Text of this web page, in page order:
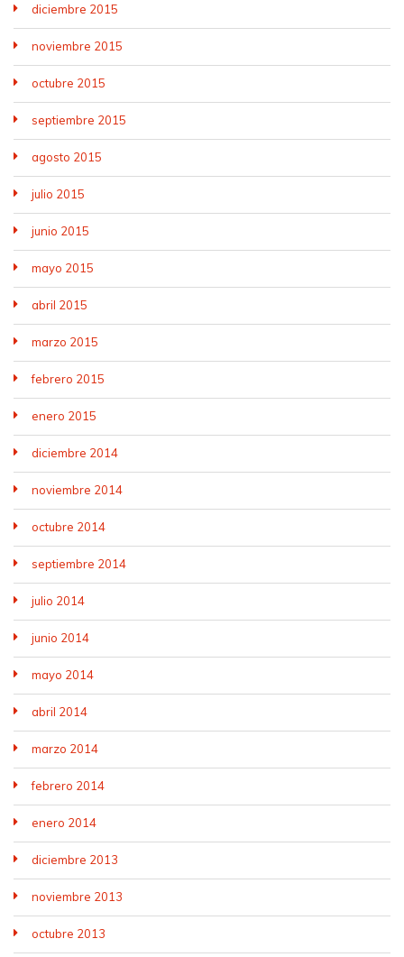
diciembre 2015
noviembre 2015
octubre 2015
septiembre 2015
agosto 2015
julio 2015
junio 2015
mayo 2015
abril 2015
marzo 2015
febrero 2015
enero 2015
diciembre 2014
noviembre 2014
octubre 2014
septiembre 2014
julio 2014
junio 2014
mayo 2014
abril 2014
marzo 2014
febrero 2014
enero 2014
diciembre 2013
noviembre 2013
octubre 2013